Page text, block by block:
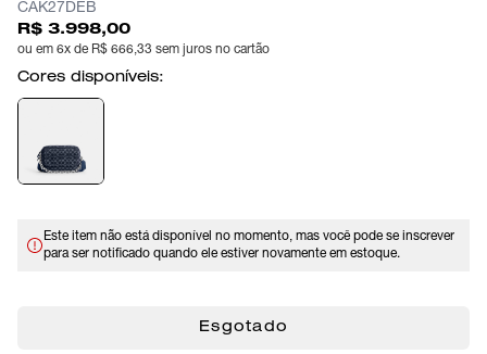
CAK27DEB
R$ 3.998,00
ou em 6x de R$ 666,33 sem juros no cartão
Cores disponíveis:
Este item não está disponível no momento, mas você pode se inscrever
para ser notificado quando ele estiver novamente em estoque.
Esgotado